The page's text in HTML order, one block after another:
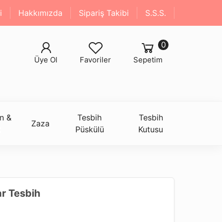
Hakkımızda Sipariş Takibi S.S.S.
Sepetim
0
Favoriler
Üye Ol
&
Zaza
Tesbih
Püskülü
Tesbih
Kutusu
Tesbih